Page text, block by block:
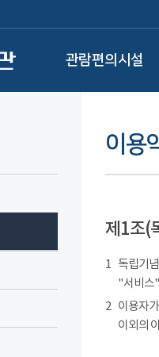
관람편의시설
이용
제1조(
1 독립기
"서비스"
2 이용자
이외의